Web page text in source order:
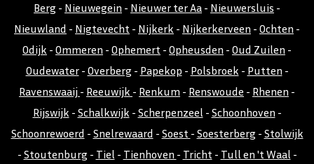
Berg - Nieuwegein - Nieuwer ter Aa - Nieuwersluis -
Nieuwland - Nigtevecht - Nijkerk - Nijkerkerveen - Ochten -
Odijk - Ommeren - Ophemert - Opheusden - Oud Zuilen -
Oudewater- Overberg - Papekop - Polsbroek - Putten -
Ravenswaaij - Reeuwijk - Renkum - Renswoude - Rhenen -
Rijswijk - Schalkwijk - Scherpenzeel - Schoonhoven -
Schoonrewoerd - Snelrewaard - Soest - Soesterberg - Stolwijk
- Stoutenburg - Tiel - Tienhoven - Tricht- Tull en 't Waal -